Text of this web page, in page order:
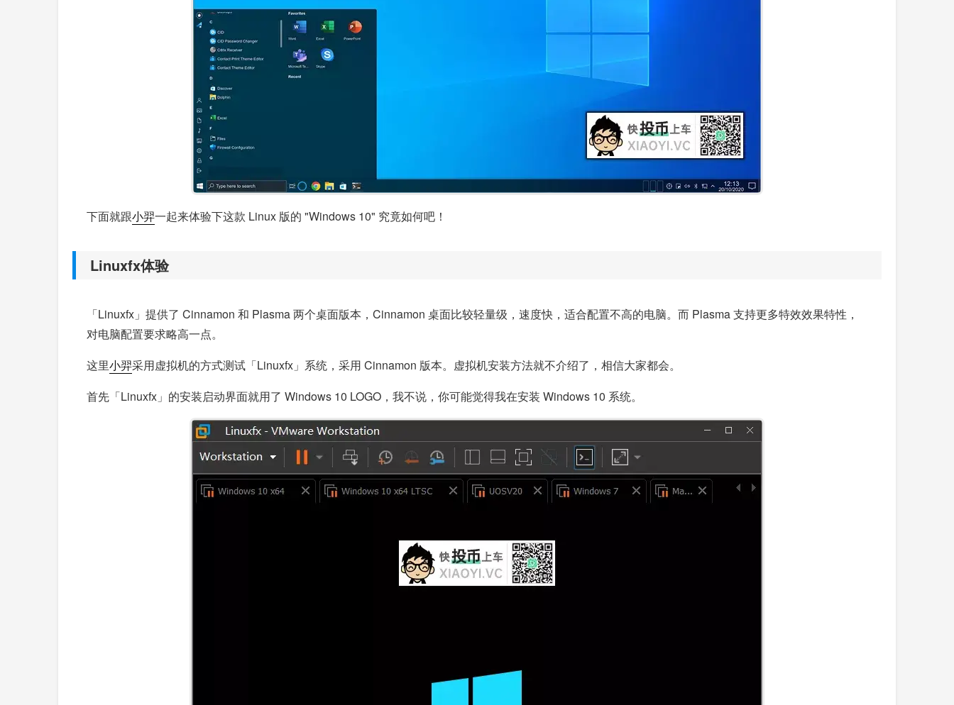
下面就跟小羿一起来体验下这款 Linux 版的 "Windows 10" 究竟如何吧！
Linuxfx体验
「Linuxfx」提供了 Cinnamon 和 Plasma 两个桌面版本，Cinnamon 桌面比较轻量级，速度快，适合配置不高的电脑。而 Plasma 支持更多特效效果特性，
对电脑配置要求略高一点。
这里小羿采用虚拟机的方式测试「Linuxfx」系统，采用 Cinnamon 版本。虚拟机安装方法就不介绍了，相信大家都会。
首先「Linuxfx」的安装启动界面就用了 Windows 10 LOGO，我不说，你可能觉得我在安装 Windows 10 系统。